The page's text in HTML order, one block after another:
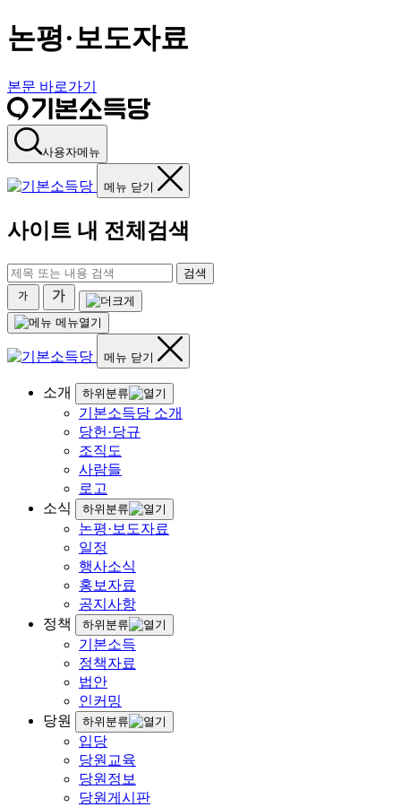
논평·보도자료
본문 바로가기
사용자메뉴
메뉴 닫기
사이트 내 전체검색
검색
메뉴열기
메뉴 닫기
소개 하위분류
기본소득당 소개
당헌·당규
조직도
사람들
로고
소식
하위분류
논평·보도자료
일정
행사소식
홍보자료
공지사항
정책
하위분류
기본소득
정책자료
법안
인커밍
당원
하위분류
입당
당원교육
당원정보
당원게시판